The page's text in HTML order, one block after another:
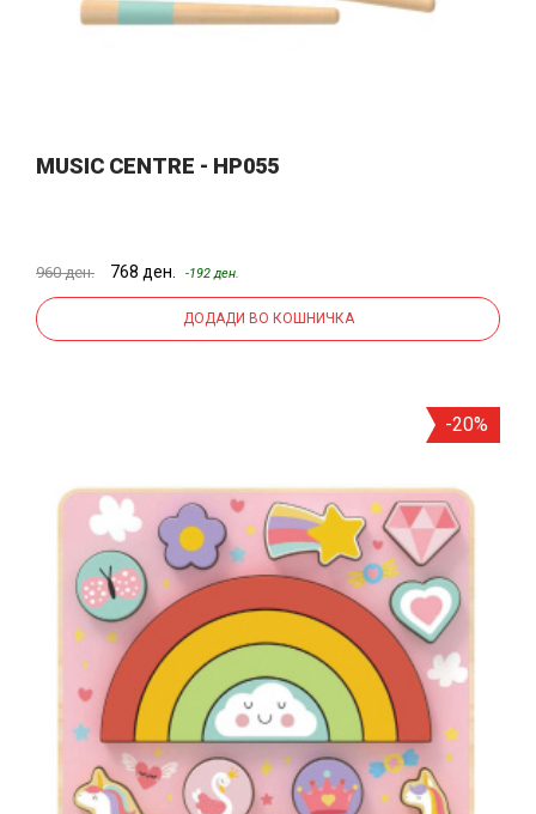
MUSIC CENTRE - HP055
960 ден. 768 ден. -192 ден.
ДОДАДИ ВО КОШНИЧКА
-20%